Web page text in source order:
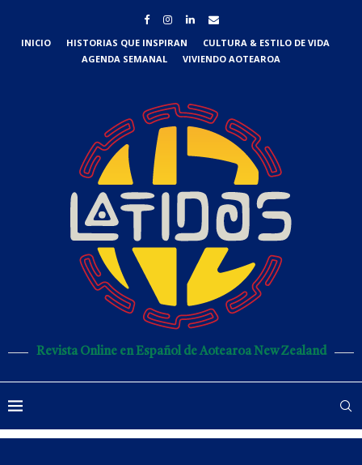
INICIO HISTORIAS QUE INSPIRAN
CULTURA & ESTILO DE VIDA
AGENDA SEMANAL
VIVIENDO AOTEAROA
Revista Online en Español de Aotearoa New Zealand